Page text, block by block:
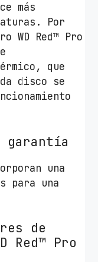
más
Por
WD Red™ Pro
que
disco se
garantía
una
para una
de
Red™ Pro